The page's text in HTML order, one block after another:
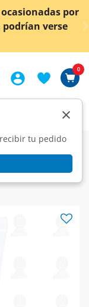
por
podrían verse
tu pedido
×
0
50 ml.